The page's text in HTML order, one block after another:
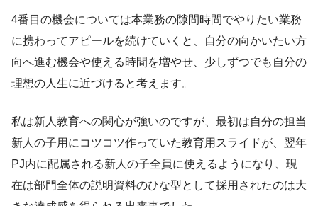
4番目の機会については本業務の隙間時間でやりたい業務
に携わってアピールを続けていくと、自分の向かいたい方
向へ進む機会や使える時間を増やせ、少しずつでも自分の
理想の人生に近づけると考えます。
私は新人教育への関心が強いのですが、最初は自分の担当
新人の子用にコツコツ作っていた教育用スライドが、翌年
PJ内に配属される新人の子全員に使えるようになり、現
在は部門全体の説明資料のひな型として採用されたのは大